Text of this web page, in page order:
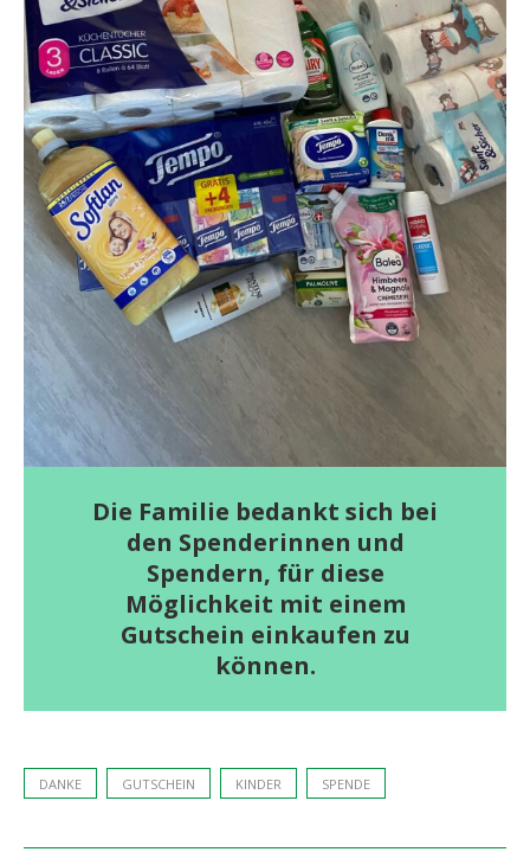
Die Familie bedankt sich bei
den Spenderinnen und
Spendern, für diese
Möglichkeit mit einem
Gutschein einkaufen zu
können.
DANKE GUTSCHEIN KINDER SPENDE